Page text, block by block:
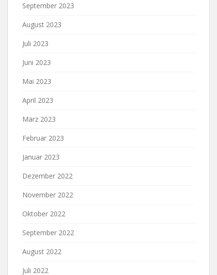
September 2023
August 2023
Juli 2023
Juni 2023
Mai 2023
April 2023
März 2023
Februar 2023
Januar 2023
Dezember 2022
November 2022
Oktober 2022
September 2022
August 2022
Juli 2022